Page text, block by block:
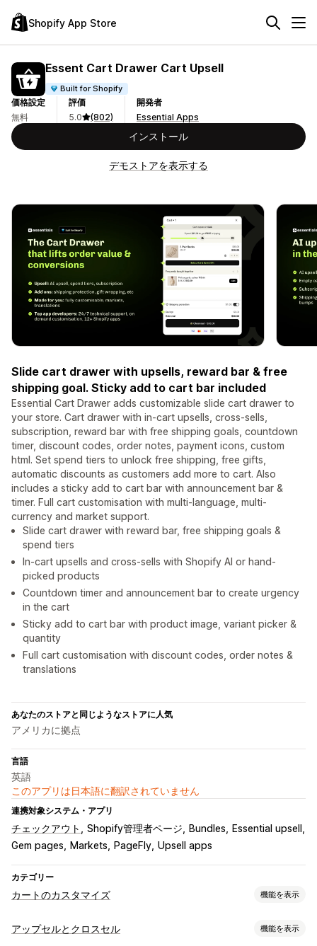
Shopify App Store
Essent Cart Drawer Cart Upsell
Built for Shopify
価格設定
無料
評価
5.0
(802)
開発者
Essential Apps
インストール
デモストアを表示する
Slide cart drawer with upsells, reward bar & free
shipping goal. Sticky add to cart bar included
Essential Cart Drawer adds customizable slide cart drawer to
your store. Cart drawer with in-cart upsells, cross-sells,
subscription, reward bar with free shipping goals, countdown
timer, discount codes, order notes, payment icons, custom
html. Set spend tiers to unlock free shipping, free gifts,
automatic discounts as customers add more to cart. Also
includes a sticky add to cart bar with announcement bar &
timer. Full cart customisation with multi-language, multi-
currency and market support.
Slide cart drawer with reward bar, free shipping goals &
spend tiers
In-cart upsells and cross-sells with Shopify AI or hand-
picked products
Countdown timer and announcement bar to create urgency
in the cart
Sticky add to cart bar with product image, variant picker &
quantity
Full cart customisation with discount codes, order notes &
translations
あなたのストアと同じようなストアに人気
アメリカに拠点
言語
英語
このアプリは日本語に翻訳されていません
連携対象システム・アプリ
チェックアウト Shopify管理者ページ Bundles
Essential upsell
Gem pages
Markets PageFly Upsell apps
カテゴリー
カートのカスタマイズ 機能を表示
カートの表示
アップセルとクロスセル 機能を表示